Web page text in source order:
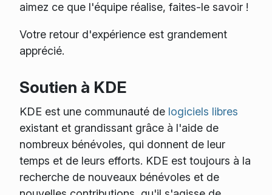
aimez ce que l'équipe réalise, faites-le savoir !
Votre retour d'expérience est grandement
apprécié.
Soutien à KDE
KDE est une communauté de logiciels libres
existant et grandissant grâce à l'aide de
nombreux bénévoles, qui donnent de leur
temps et de leurs efforts. KDE est toujours à la
recherche de nouveaux bénévoles et de